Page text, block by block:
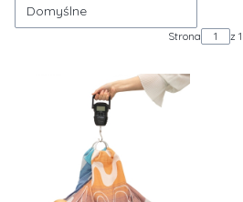
Domyślne
Strona z 1